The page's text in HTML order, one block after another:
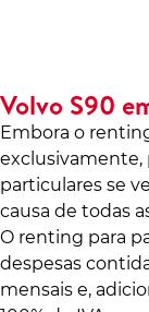
Volvo S90
Embora o
exclusivamente,
particulares se
causa de todas
O renting para
despesas
mensais e,